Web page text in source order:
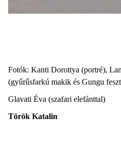
Fotók: Kanti Dorottya (portré),
(gyűrűsfarkú makik és Gungu
Glavati Éva (szafari elefánttal)
Török Katalin